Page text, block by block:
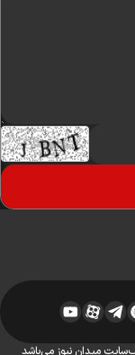
میدان نیوز می‌باشد